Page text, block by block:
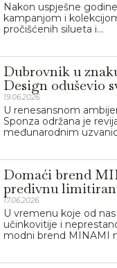
Nakon uspješne
kampanjom i
pročišćenih silueta i...
Dubrovnik u
Design oduševio
19.06.2026.
U renesansnom
Sponza održana je
međunarodnim
Domaći brend
predivnu
17.06.2026.
U vremenu koje od
učinkovitije i
modni brend MINAMI